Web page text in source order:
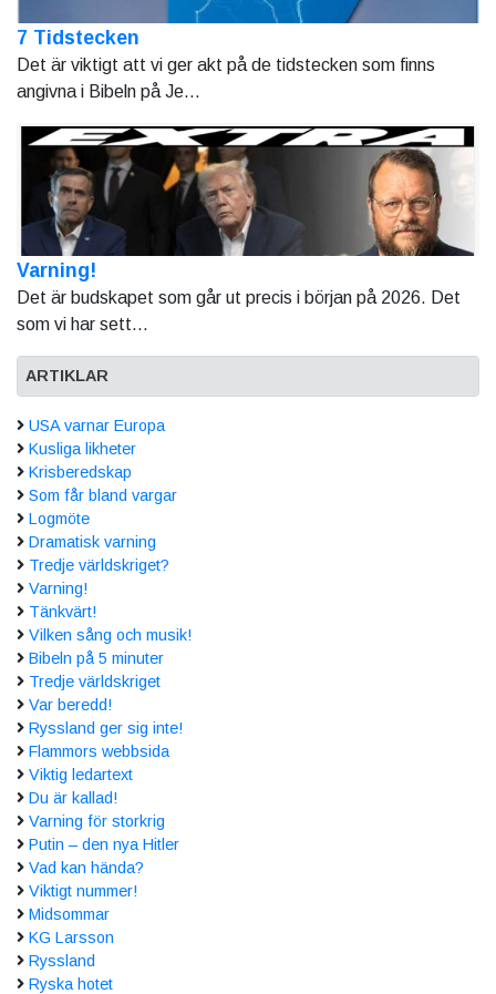
7 Tidstecken
Det är viktigt att vi ger akt på de tidstecken som finns
angivna i Bibeln på Je...
Varning!
Det är budskapet som går ut precis i början på 2026. Det
som vi har sett...
ARTIKLAR
USA varnar Europa
Kusliga likheter
Krisberedskap
Som får bland vargar
Logmöte
Dramatisk varning
Tredje världskriget?
Varning!
Tänkvärt!
Vilken sång och musik!
Bibeln på 5 minuter
Tredje världskriget
Var beredd!
Ryssland ger sig inte!
Flammors webbsida
Viktig ledartext
Du är kallad!
Varning för storkrig
Putin – den nya Hitler
Vad kan hända?
Viktigt nummer!
Midsommar
KG Larsson
Ryssland
Ryska hotet